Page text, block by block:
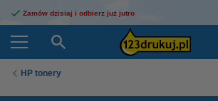
Zamów dzisiaj i odbierz już jutro
HP tonery